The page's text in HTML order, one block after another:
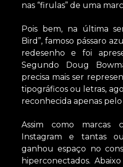
nas “firulas” de uma
Pois bem, na última
Bird”, famoso pássaro
redesenho e foi
Segundo Doug
precisa mais ser
tipográficos ou letras,
reconhecida apenas
Assim como marcas
Instagram e tantas
ganhou espaço no
hiperconectados.